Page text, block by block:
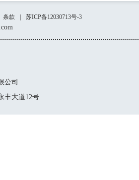
条款 苏ICP备12030713号-3
公司
丰大道12号